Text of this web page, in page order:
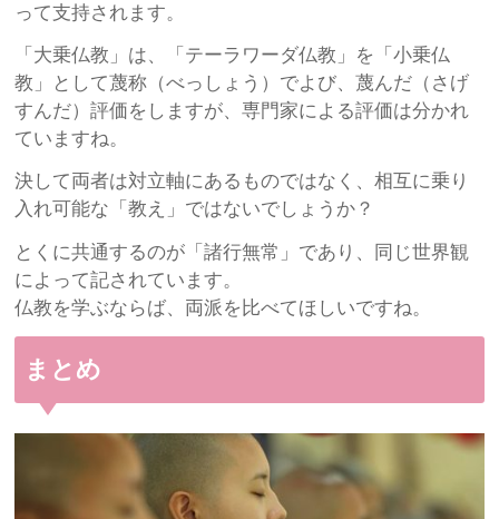
って支持されます。
「大乗仏教」は、「テーラワーダ仏教」を「小乗仏
教」として蔑称（べっしょう）でよび、蔑んだ（さげ
すんだ）評価をしますが、専門家による評価は分かれ
ていますね。
決して両者は対立軸にあるものではなく、相互に乗り
入れ可能な「教え」ではないでしょうか？
とくに共通するのが「諸行無常」であり、同じ世界観
によって記されています。
仏教を学ぶならば、両派を比べてほしいですね。
まとめ